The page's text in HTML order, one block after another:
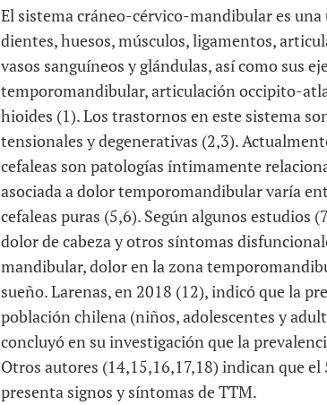
El sistema cráneo-cérvico-mandibular es
dientes, huesos, músculos, ligamentos,
vasos sanguíneos y glándulas, así como sus
temporomandibular, articulación occipito-
hioides (1). Los trastornos en este sistema
tensionales y degenerativas (2,3).
cefaleas son patologías íntimamente
asociada a dolor temporomandibular varía
cefaleas puras (5,6). Según algunos estudios
dolor de cabeza y otros síntomas
mandibular, dolor en la zona
sueño. Larenas, en 2018 (12), indicó que la
población chilena (niños, adolescentes y
concluyó en su investigación que la
Otros autores (14,15,16,17,18) indican que
presenta signos y síntomas de TTM.